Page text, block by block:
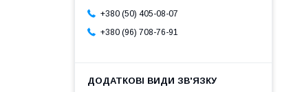
+380 (50) 405-08-07
+380 (96) 708-76-91